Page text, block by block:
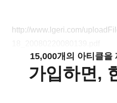
http://www.lgeri.com/
15,000개의 아티클을
가입하면,